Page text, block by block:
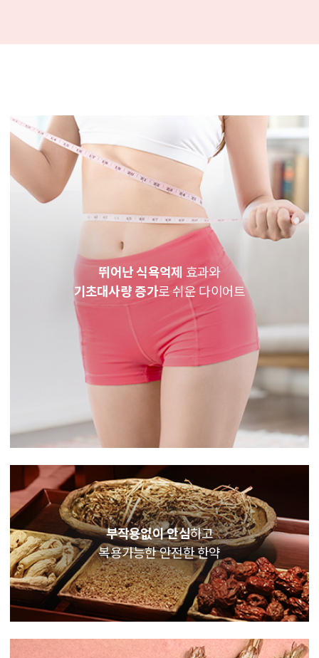
뛰어난 식욕억제 효과와
기초대사량 증가로 쉬운 다이어트
부작용없이 안심하고
복용가능한 안전한 한약